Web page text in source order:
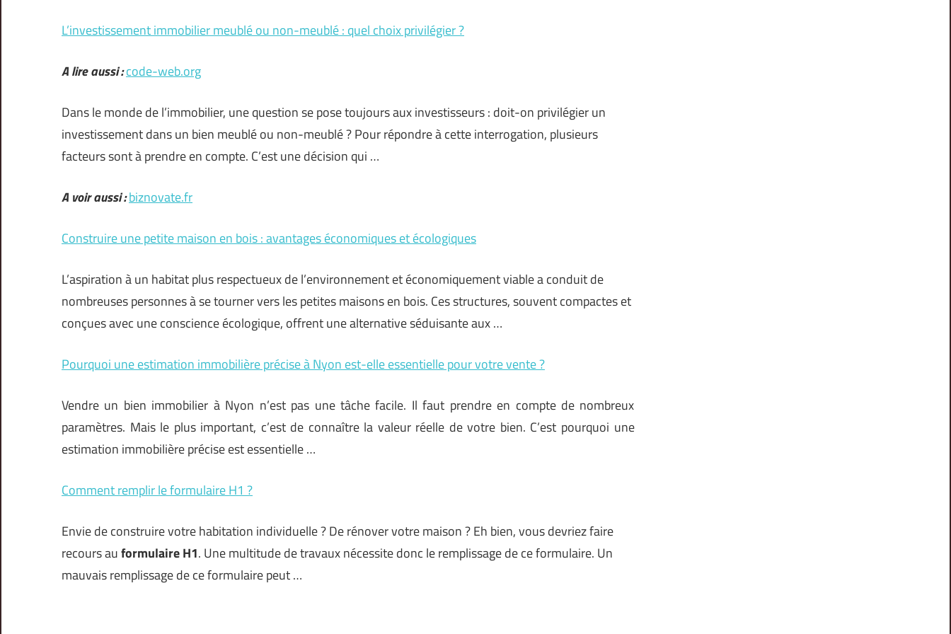
L’investissement immobilier meublé ou non-meublé : quel choix privilégier ?
A lire aussi :code-web.org
Dans le monde de l’immobilier, une question se pose toujours aux investisseurs : doit-on privilégier un
investissement dans un bien meublé ou non-meublé ? Pour répondre à cette interrogation, plusieurs
facteurs sont à prendre en compte. C’est une décision qui …
A voir aussi :biznovate.fr
Construire une petite maison en bois : avantages économiques et écologiques
L’aspiration à un habitat plus respectueux de l’environnement et économiquement viable a conduit de
nombreuses personnes à se tourner vers les petites maisons en bois. Ces structures, souvent compactes et
conçues avec une conscience écologique, offrent une alternative séduisante aux …
Pourquoi une estimation immobilière précise à Nyon est-elle essentielle pour votre vente ?
Vendre un bien immobilier à Nyon n’est pas une tâche facile. Il faut prendre en compte de nombreux
paramètres. Mais le plus important, c’est de connaître la valeur réelle de votre bien. C’est pourquoi une
estimation immobilière précise est essentielle…
Comment remplir le formulaire H1 ?
Envie de construire votre habitation individuelle ? De rénover votre maison ? Eh bien, vous devriez faire
recours auformulaire H1. Une multitude de travaux nécessite donc le remplissage de ce formulaire. Un
mauvais remplissage de ce formulaire peut …